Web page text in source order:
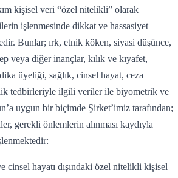
kişisel veri “özel nitelikli” olarak
işlenmesinde dikkat ve hassasiyet
Bunlar; ırk, etnik köken, siyasi düşünce,
veya diğer inançlar, kılık ve kıyafet,
üyeliği, sağlık, cinsel hayat, ceza
tedbirleriyle ilgili veriler ile biyometrik ve
uygun bir biçimde Şirket’imiz tarafından;
gerekli önlemlerin alınması kaydıyla
cinsel hayatı dışındaki özel nitelikli kişisel